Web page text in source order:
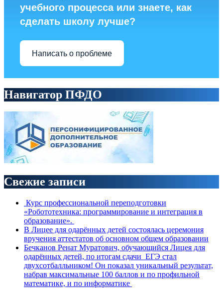
учебного процесса или знаете, как
сделать школу лучше?
Написать о проблеме
Навигатор ПФДО
Свежие записи
Курс профессиональной переподготовки
«Робототехника: программирование и интеграция в
образование».
В Лицее для одарённых детей состоялась церемония
вручения аттестатов об основном общем образовании
Бечканов Ренат Муратович, обучающийся Лицея для
одарённых детей, по итогам сдачи ЕГЭ стал
двухсотбалльником! Он показал уникальный результат,
набрав максимальные 100 баллов и по профильной
математике, и по информатике